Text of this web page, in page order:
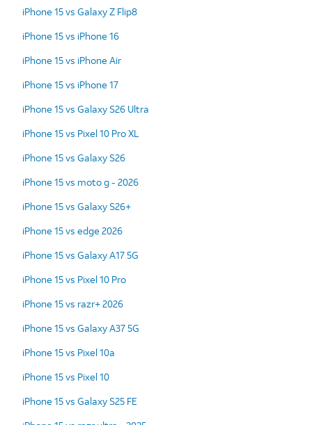
iPhone 15 vs Galaxy Z Flip8
iPhone 15 vs iPhone 16
iPhone 15 vs iPhone Air
iPhone 15 vs iPhone 17
iPhone 15 vs Galaxy S26 Ultra
iPhone 15 vs Pixel 10 Pro XL
iPhone 15 vs Galaxy S26
iPhone 15 vs moto g - 2026
iPhone 15 vs Galaxy S26+
iPhone 15 vs edge 2026
iPhone 15 vs Galaxy A17 5G
iPhone 15 vs Pixel 10 Pro
iPhone 15 vs razr+ 2026
iPhone 15 vs Galaxy A37 5G
iPhone 15 vs Pixel 10a
iPhone 15 vs Pixel 10
iPhone 15 vs Galaxy S25 FE